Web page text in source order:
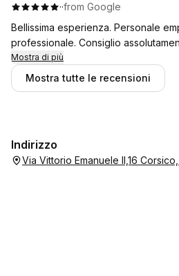
··from Google
Bellissima esperienza. Personale empatico. Generoso e molto
professionale. Consiglio
Mostra di più
Mostra tutte le recensioni
Indirizzo
Via Vittorio Emanuele II,16